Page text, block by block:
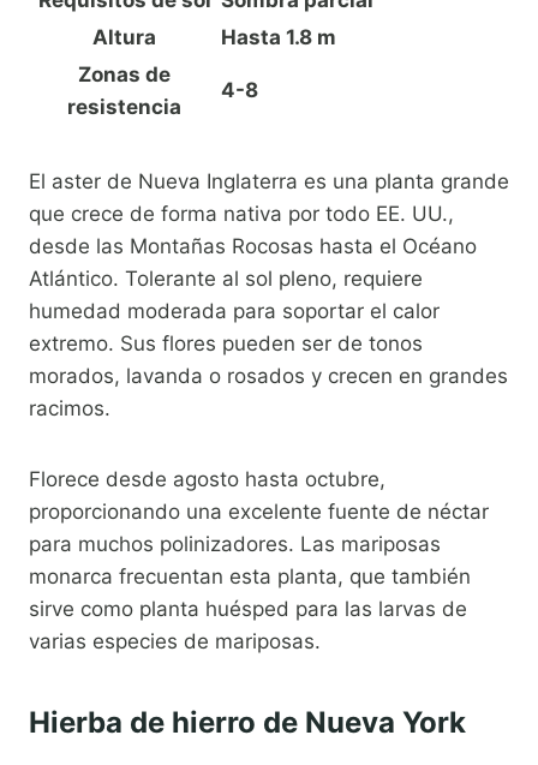
Altura
Hasta 1.8 m
Zonas de
resistencia
4-8
El aster de Nueva Inglaterra es una planta grande
que crece de forma nativa por todo EE. UU.,
desde las Montañas Rocosas hasta el Océano
Atlántico. Tolerante al sol pleno, requiere
humedad moderada para soportar el calor
extremo. Sus flores pueden ser de tonos
morados, lavanda o rosados y crecen en grandes
racimos.
Florece desde agosto hasta octubre,
proporcionando una excelente fuente de néctar
para muchos polinizadores. Las mariposas
monarca frecuentan esta planta, que también
sirve como planta huésped para las larvas de
varias especies de mariposas.
Hierba de hierro de Nueva York